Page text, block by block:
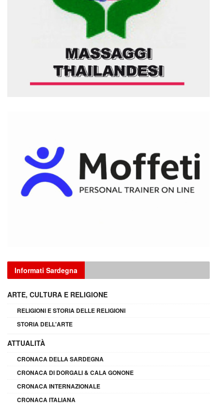
Informati Sardegna
ARTE, CULTURA E RELIGIONE
RELIGIONI E STORIA DELLE RELIGIONI
STORIA DELL'ARTE
ATTUALITÀ
CRONACA DELLA SARDEGNA
CRONACA DI DORGALI & CALA GONONE
CRONACA INTERNAZIONALE
CRONACA ITALIANA